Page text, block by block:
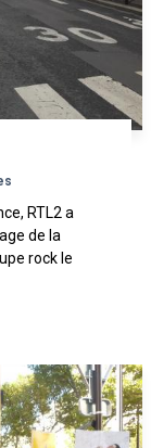
RTL2 a
de la
rock le